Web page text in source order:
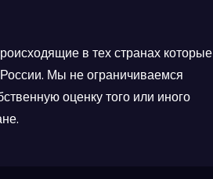
в тех странах которые
Мы не ограничиваемся
оценку того или иного